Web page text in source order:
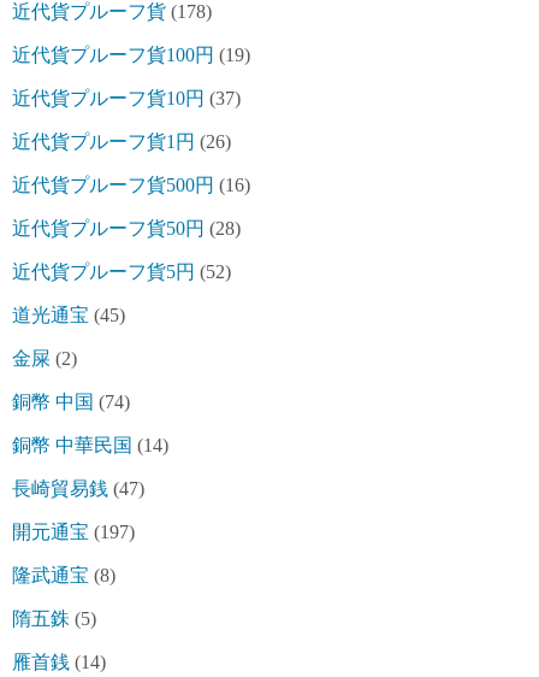
近代貨プルーフ貨 (178)
近代貨プルーフ貨100円 (19)
近代貨プルーフ貨10円 (37)
近代貨プルーフ貨1円 (26)
近代貨プルーフ貨500円 (16)
近代貨プルーフ貨50円 (28)
近代貨プルーフ貨5円 (52)
道光通宝 (45)
金屎 (2)
銅幣 中国 (74)
銅幣 中華民国 (14)
長崎貿易銭 (47)
開元通宝 (197)
隆武通宝 (8)
隋五銖 (5)
雁首銭 (14)